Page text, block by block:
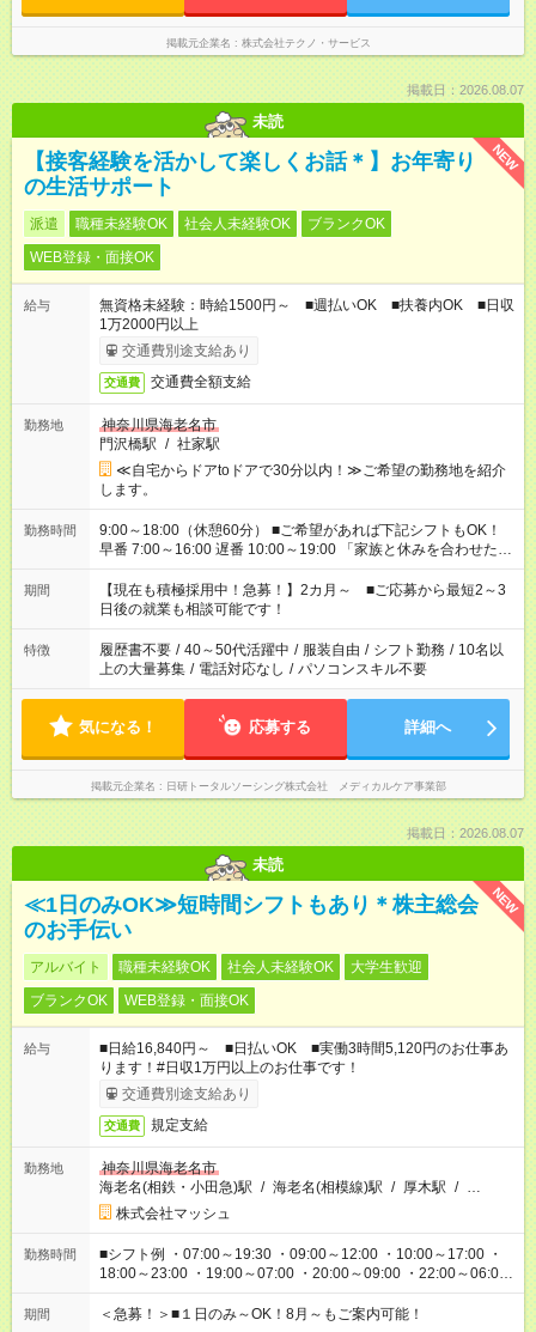
掲載元企業名 株式会社テクノ・サービス
掲載日：2026.08.07
未読
NEW
【接客経験を活かして楽しくお話＊】お年寄り
の生活サポート
派遣 職種未経験OK 社会人未経験OK
ブランクOK
WEB登録・面接OK
給与
無資格未経験：時給1500円～ ■週払いOK ■扶養内OK ■日収
1万2000円以上
交通費別途支給あり
交通費 交通費全額支給
勤務地
神奈川県海老名市
門沢橋駅 / 社家駅
≪自宅からドアtoドアで30分以内！≫ご希望の勤務地を紹介
します。
勤務時間
9:00～18:00（休憩60分） ■ご希望があれば下記シフトもOK！
早番 7:00～16:00 遅番 10:00～19:00 「家族と休みを合わせた
い」 「余裕を持って夕飯の準備がしたい」 「できれば残業はし
たくない」 など、ご希望を教えてくださいね。 ※Wワーク希望
の方へ 今ご覧のお仕事で希望する勤務時間と、もう1つのお仕事
の勤務時間。 合計で週40時間を超える場合は応募できません。
期間
【現在も積極採用中！急募！】2カ月～ ■ご応募から最短2～3
日後の就業も相談可能です！
特徴 履歴書不要 / 40～50代活躍中 / 服装自由 / シフト勤務 / 10名以
上の大量募集 / 電話対応なし / パソコンスキル不要
気になる！ 応募する 詳細へ
掲載元企業名 日研トータルソーシング株式会社 メディカルケア事業部
掲載日：2026.08.07
未読
NEW
≪1日のみOK≫短時間シフトもあり＊株主総会
のお手伝い
アルバイト 職種未経験OK 社会人未経験OK
大学生歓迎
ブランクOK
WEB登録・面接OK
給与
■日給16,840円～ ■日払いOK ■実働3時間5,120円のお仕事あ
ります！#日収1万円以上のお仕事です！
交通費別途支給あり
交通費 規定支給
勤務地
神奈川県海老名市
海老名(相鉄・小田急)駅 / 海老名(相模線)駅 / 厚木駅 / …
株式会社マッシュ
勤務時間
■シフト例 ・07:00～19:30 ・09:00～12:00 ・10:00～17:00 ・
18:00～23:00 ・19:00～07:00 ・20:00～09:00 ・22:00～06:00
etc ★最短で3時間で5,120円のお仕事から 15時間で2万円近く稼
げるお仕事も！ ご希望のお時間に合わせてご紹介！ ※シフトは
期間 ＜急募！＞■１日のみ～OK！8月～もご案内可能！